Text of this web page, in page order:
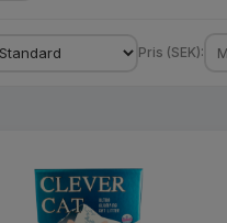
Pris (SEK):